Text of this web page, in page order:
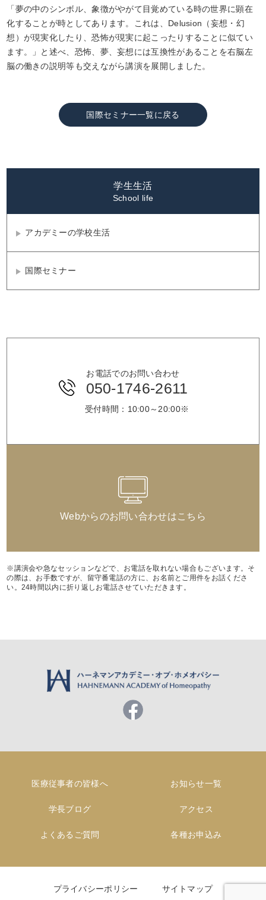
「夢の中のシンボル、象徴がやがて目覚めている時の世界に顕在
化することが時としてあります。これは、Delusion（妄想・幻
想）が現実化したり、恐怖が現実に起こったりすることに似てい
ます。」と述べ、恐怖、夢、妄想には互換性があることを右脳左
脳の働きの説明等も交えながら講演を展開しました。
国際セミナー一覧に戻る
学生生活
アカデミーの学校生活
国際セミナー
お電話でのお問い合わせ
050-1746-2611
受付時間：10:00～20:00※
Webからのお問い合わせはこちら
※講演会や急なセッションなどで、お電話を取れない場合もございます。そ
の際は、お手数ですが、留守番電話の方に、お名前とご用件をお話くださ
い。24時間以内に折り返しお電話させていただきます。
医療従事者の皆様へ お知らせ一覧
学長ブログ アクセス
よくあるご質問 各種お申込み
プライバシーポリシー サイトマップ